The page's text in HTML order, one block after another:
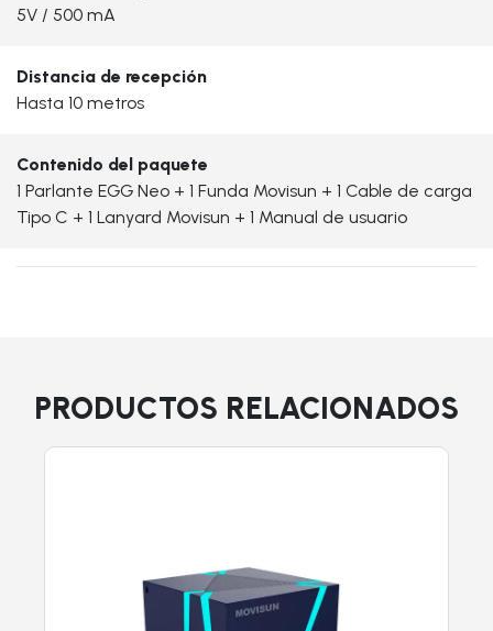
5V / 500 mA
Distancia de recepción
Hasta 10 metros
Contenido del paquete
1 Parlante EGG Neo + 1 Funda Movisun + 1 Cable de carga
Tipo C + 1 Lanyard Movisun + 1 Manual de usuario
PRODUCTOS RELACIONADOS